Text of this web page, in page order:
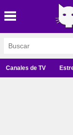
Canales de TV